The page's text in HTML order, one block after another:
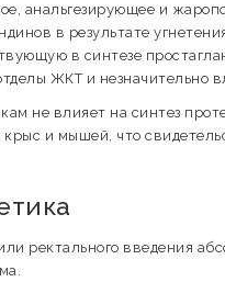
анальгезирующее и
в результате
в синтезе
ЖКТ и незначительно
не влияет на синтез
крыс и мышей, что
ректального введения